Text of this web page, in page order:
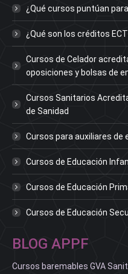
¿Qué cursos puntúan
¿Qué son los créditos
Cursos de Celador
oposiciones y bolsas de
Cursos Sanitarios
de Sanidad
Cursos para auxiliares de
Cursos de Educación
Cursos de Educación
Cursos de Educación
BLOG APPF
Cursos baremables GVA